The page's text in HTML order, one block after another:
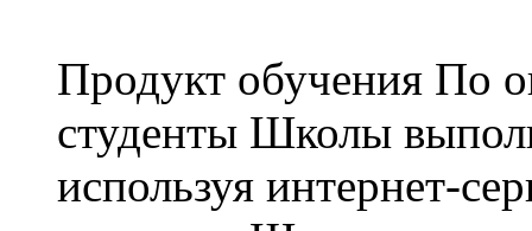
Продукт обучения По
студенты Школы
используя интернет-